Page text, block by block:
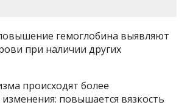
гемоглобина выявляют
при наличии других
происходят более
повышается вязкость